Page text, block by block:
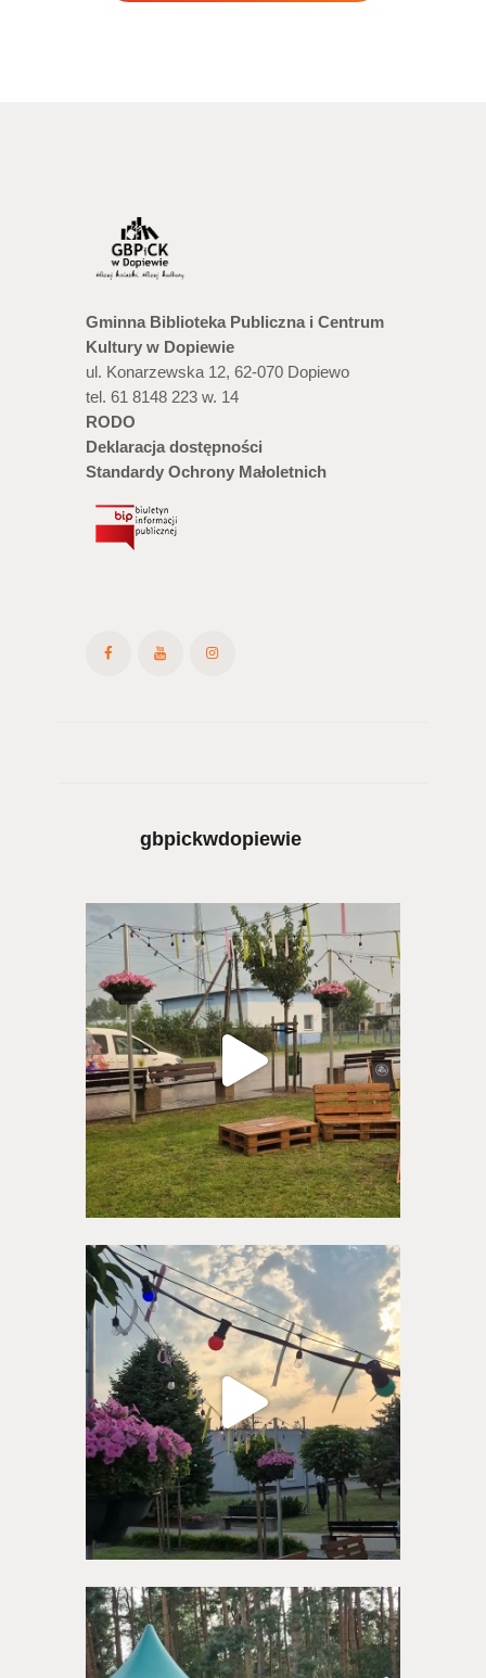
Gminna Biblioteka Publiczna i Centrum
Kultury w Dopiewie
ul. Konarzewska 12, 62-070 Dopiewo
tel. 61 8148 223 w. 14
RODO
Deklaracja dostępności
Standardy Ochrony Małoletnich
gbpickwdopiewie